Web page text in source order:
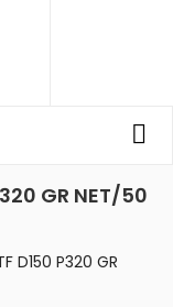
GR NET/50
D150 P320 GR